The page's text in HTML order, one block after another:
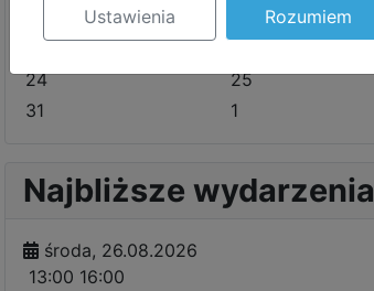
24
25
31
1
Najbliższe wydarzenia
środa, 26.08.2026
13:00 16:00
Ustawienia Rozumiem